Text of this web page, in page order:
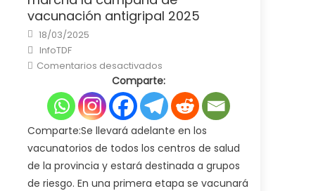
vacunación antigripal 2025
Posted
on
18/03/2025
Author
InfoTDF
Comentarios desactivados
Ministerio
Salud
pone
en
marcha
la
campaña
de
vacunación
antigripal
2025
Comparte:
Comparte:Se llevará adelante en los
vacunatorios de todos los centros de salud
de la provincia y estará destinada a grupos
de riesgo. En una primera etapa se vacunará